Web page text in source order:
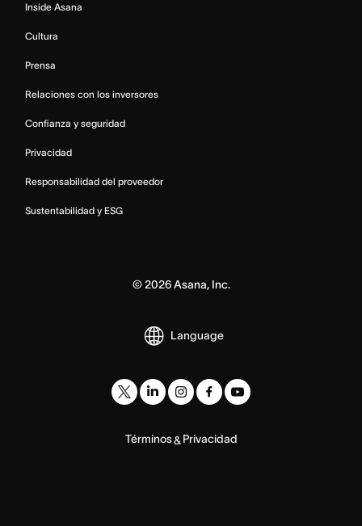
Inside Asana
Cultura
Prensa
Relaciones con los inversores
Confianza y seguridad
Privacidad
Responsabilidad del proveedor
Sustentabilidad y ESG
©2026Asana, Inc.
Language
Términos& Privacidad